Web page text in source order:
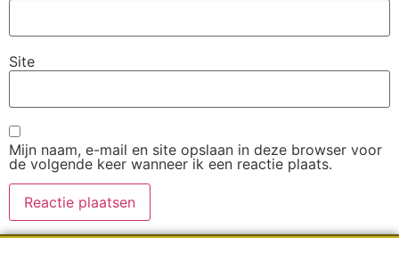
Site
Mijn naam, e-mail en site opslaan in deze browser voor
de volgende keer wanneer ik een reactie plaats.